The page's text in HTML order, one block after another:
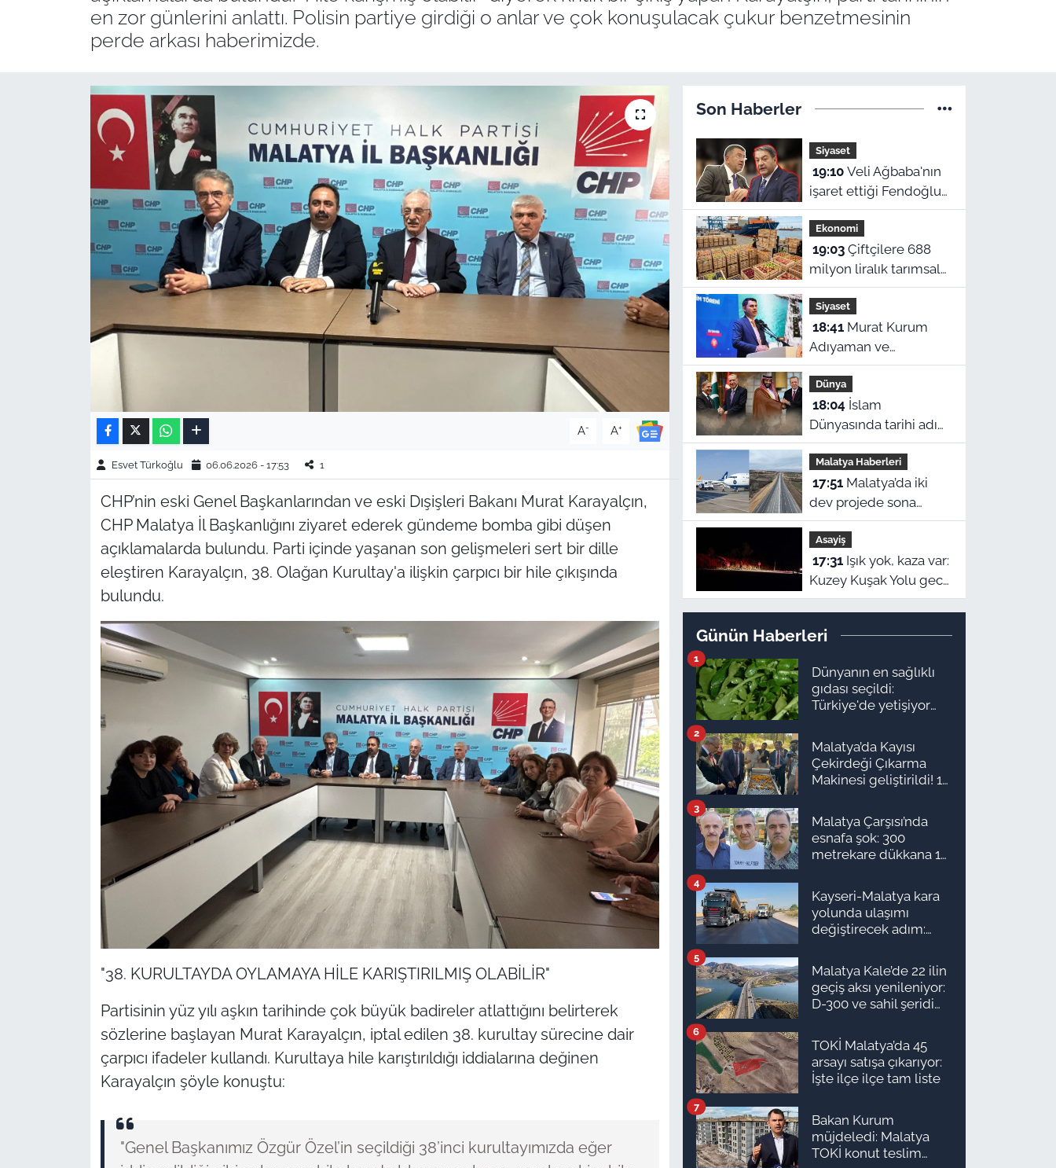
en zor günlerini anlattı. Polisin partiye girdiği o anlar ve çok konuşulacak çukur benzetmesinin
perde arkası haberimizde.
A- A+
Esvet Türkoğlu 06.06.2026 - 17:53 1
CHP’nin eski Genel Başkanlarından ve eski Dışişleri Bakanı Murat Karayalçın,
CHP Malatya İl Başkanlığını ziyaret ederek gündeme bomba gibi düşen
açıklamalarda bulundu. Parti içinde yaşanan son gelişmeleri sert bir dille
eleştiren Karayalçın, 38. Olağan Kurultay'a ilişkin çarpıcı bir hile çıkışında
bulundu.
"38. KURULTAYDA OYLAMAYA HİLE KARIŞTIRILMIŞ OLABİLİR"
Partisinin yüz yılı aşkın tarihinde çok büyük badireler atlattığını belirterek
sözlerine başlayan Murat Karayalçın, iptal edilen 38. kurultay sürecine dair
çarpıcı ifadeler kullandı. Kurultaya hile karıştırıldığı iddialarına değinen
Karayalçın şöyle konuştu:
"Genel Başkanımız Özgür Özel’in seçildiği 38’inci kurultayımızda eğer
Son Haberler
Siyaset
19:10Veli Ağbaba'nın
işaret ettiği Fendoğlu
konuştu: "Kimse
kimseye kefil olamaz"
Ekonomi
19:03Çiftçilere 688
milyon liralık tarımsal
destek: Ödemeler
hesaplara yatıyor
Siyaset
18:41Murat Kurum
Adıyaman ve
Malatya'nın ardından
Hatay’da: “Bu işler
ahbap çavuş ilişkisiyle
yürümez”
Dünya
18:04
Dünyasında tarihi adım:
Türkiye, Pakistan ve
Suudi Arabistan'dan
Ortak Savunma
Anlaşması!
Malatya Haberleri
17:51Malatya’da iki
dev projede sona
gelindi: Havalimanı ve
Kuzey Çevre Yolu için
açılış tarihleri ilan
edildi
Asayiş
17:31Işık yok, kaza var:
Kuzey Kuşak Yolu gece
kabusuna dönüştü!
Günün Haberleri
Dünyanın en sağlıklı
gıdası seçildi:
Türkiye'de yetişiyor
bakmıyor
1
Malatya’da Kayısı
Çekirdeği Çıkarma
Makinesi geliştirildi! 16
2
Malatya Çarşısı’nda
esnafa şok: 300
metrekare dükkana 1
3
Kayseri-Malatya kara
yolunda ulaşımı
değiştirecek adım:
4
Malatya Kale’de 22 ilin
geçiş aksı yenileniyor:
D-300 ve sahil şeridi
5
TOKİ Malatya’da 45
arsayı satışa çıkarıyor:
İşte ilçe ilçe tam liste
6
Bakan Kurum
müjdeledi: Malatya
TOKİ konut teslim
7